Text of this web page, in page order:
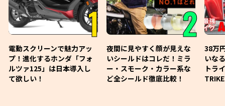
1
電動スクリーンで魅力アッ
プ！進化するホンダ「フォ
ルツァ125」は日本導入し
て欲しい！
2
夜間に見やすく顔が見えな
いシールドはコレだ！ミラ
ー・スモーク・カラー系な
ど全シールド徹底比較！
38万
いな
トラ